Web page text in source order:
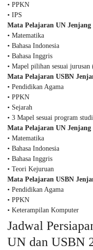
• PPKN
• IPS
Mata Pelajaran UN Jenjang
• Matematika
• Bahasa Indonesia
• Bahasa Inggris
• Mapel pilihan sesuai jurusan
Mata Pelajaran USBN
• Pendidikan Agama
• PPKN
• Sejarah
• 3 Mapel sesuai program
Mata Pelajaran UN
• Matematika
• Bahasa Indonesia
• Bahasa Inggris
• Teori Kejuruan
Mata Pelajaran USBN
• Pendidikan Agama
• PPKN
• Keterampilan Komputer
Jadwal
UN dan USBN